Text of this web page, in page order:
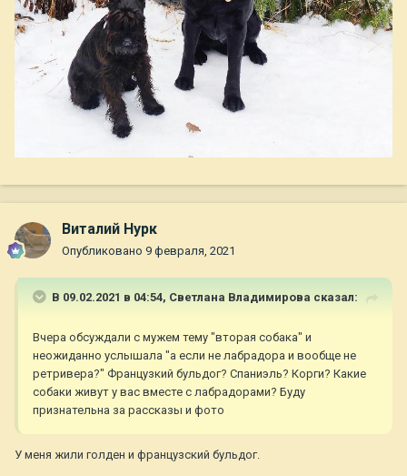
Виталий Нурк
Опубликовано 9 февраля, 2021
В 09.02.2021 в 04:54, Светлана Владимирова сказал:
Вчера обсуждали с мужем тему "вторая собака" и
неожиданно услышала "а если не лабрадора и вообще не
ретривера?" Французкий бульдог? Спаниэль? Корги? Какие
собаки живут у вас вместе с лабрадорами? Буду
признательна за рассказы и фото
У меня жили голден и французский бульдог.